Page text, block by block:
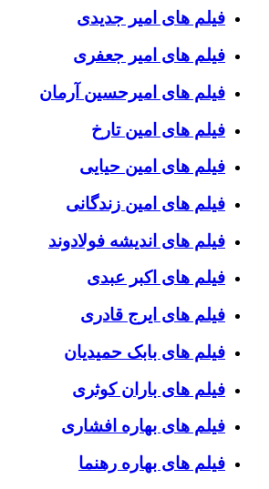
فیلم های امیر جدیدی
فیلم های امیر جعفری
فیلم های امیرحسین آرمان
فیلم های امین تارخ
فیلم های امین حیایی
فیلم های امین زندگانی
فیلم های اندیشه فولادوند
فیلم های اکبر عبدی
فیلم های ایرج قادری
فیلم های بابک حمیدیان
فیلم های باران کوثری
فیلم های بهاره افشاری
فیلم های بهاره رهنما